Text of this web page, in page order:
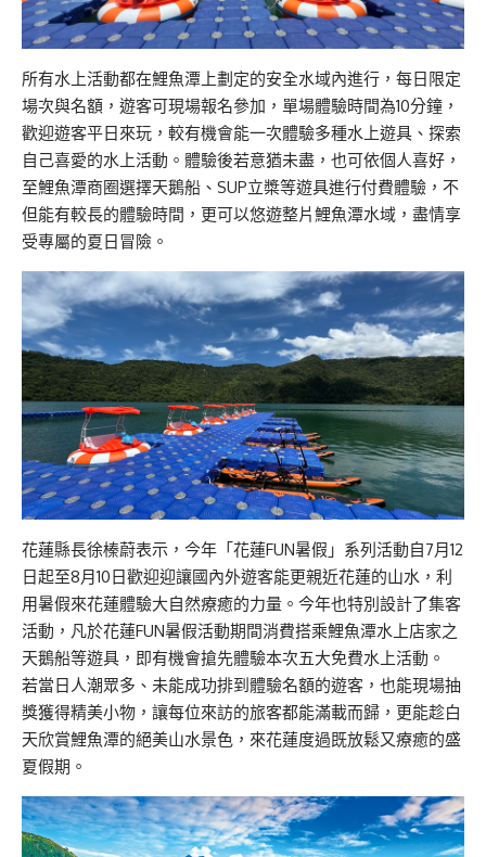
所有水上活動都在鯉魚潭上劃定的安全水域內進行，每日限定
場次與名額，遊客可現場報名參加，單場體驗時間為10分鐘，
歡迎遊客平日來玩，較有機會能一次體驗多種水上遊具、探索
自己喜愛的水上活動。體驗後若意猶未盡，也可依個人喜好，
至鯉魚潭商圈選擇天鵝船、SUP立槳等遊具進行付費體驗，不
但能有較長的體驗時間，更可以悠遊整片鯉魚潭水域，盡情享
受專屬的夏日冒險。
花蓮縣長徐榛蔚表示，今年「花蓮FUN暑假」系列活動自7月12
日起至8月10日歡迎迎讓國內外遊客能更親近花蓮的山水，利
用暑假來花蓮體驗大自然療癒的力量。今年也特別設計了集客
活動，凡於花蓮FUN暑假活動期間消費搭乘鯉魚潭水上店家之
天鵝船等遊具，即有機會搶先體驗本次五大免費水上活動。
若當日人潮眾多、未能成功排到體驗名額的遊客，也能現場抽
獎獲得精美小物，讓每位來訪的旅客都能滿載而歸，更能趁白
天欣賞鯉魚潭的絕美山水景色，來花蓮度過既放鬆又療癒的盛
夏假期。